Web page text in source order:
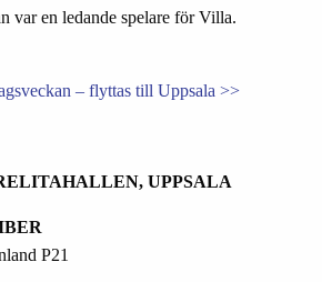
var en ledande spelare för Villa.
– flyttas till Uppsala >>
UPPSALA
P21